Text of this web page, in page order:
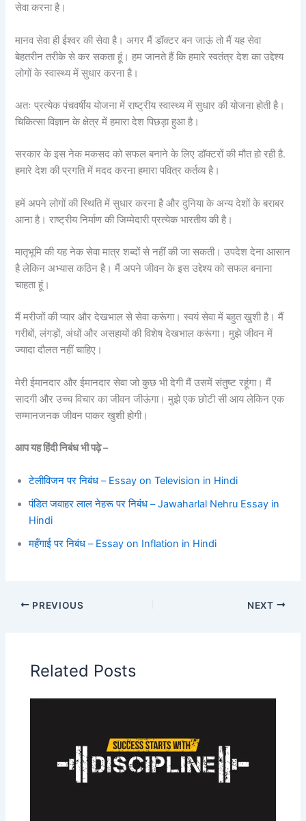
सेवा करना है।
मानव सेवा ही ईश्वर की सेवा है। अगर मैं डॉक्टर बन जाऊं तो मैं यह सेवा
बेहतरीन तरीके से कर सकता हूं। हम जानते हैं कि हमारे स्वतंत्र देश का उद्देश्य
लोगों के स्वास्थ्य में सुधार करना है।
अतः प्रत्येक पंचवर्षीय योजना में राष्ट्रीय स्वास्थ्य में सुधार की योजना होती है।
चिकित्सा विज्ञान के क्षेत्र में हमारा देश पिछड़ा हुआ है।
सरकार के इस नेक मकसद को सफल बनाने के लिए डॉक्टरों की मौत हो रही है.
हमारे देश की प्रगति में मदद करना हमारा पवित्र कर्तव्य है।
हमें अपने लोगों की स्थिति में सुधार करना है और दुनिया के अन्य देशों के बराबर
आना है। राष्ट्रीय निर्माण की जिम्मेदारी प्रत्येक भारतीय की है।
मातृभूमि की यह नेक सेवा मात्र शब्दों से नहीं की जा सकती। उपदेश देना आसान
है लेकिन अभ्यास कठिन है। मैं अपने जीवन के इस उद्देश्य को सफल बनाना
चाहता हूं।
मैं मरीजों की प्यार और देखभाल से सेवा करूंगा। स्वयं सेवा में बहुत खुशी है। मैं
गरीबों, लंगड़ों, अंधों और असहायों की विशेष देखभाल करूंगा। मुझे जीवन में
ज्यादा दौलत नहीं चाहिए।
मेरी ईमानदार और ईमानदार सेवा जो कुछ भी देगी मैं उसमें संतुष्ट रहूंगा। मैं
सादगी और उच्च विचार का जीवन जीऊंगा। मुझे एक छोटी सी आय लेकिन एक
सम्मानजनक जीवन पाकर खुशी होगी।
आप यह हिंदी निबंध भी पढ़े –
टेलीविजन पर निबंध – Essay on Television in Hindi
पंडित जवाहर लाल नेहरू पर निबंध – Jawaharlal Nehru Essay in
Hindi
महँगाई पर निबंध – Essay on Inflation in Hindi
PREVIOUS NEXT
Related Posts